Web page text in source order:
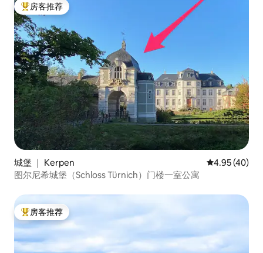
热门「房客推荐」
房客推荐
城堡 ｜ Kerpen 平均评分
4.95 (40)
图尔尼希城堡（Schloss Türnich）门楼一室公寓
热门「房客推荐」
房客推荐